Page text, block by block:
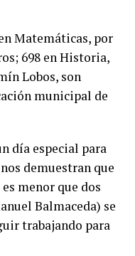
Matemáticas, por
698 en Historia,
Lobos, son
municipal de
día especial para
demuestran que
menor que dos
Balmaceda) se
trabajando para